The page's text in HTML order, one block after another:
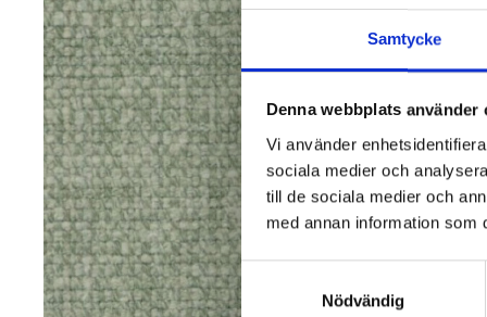
Samtycke
Denna webbplats använder
Vi använder
sociala medier och
till de sociala medier och
med annan information som
Samtyckesval
Nödvändig